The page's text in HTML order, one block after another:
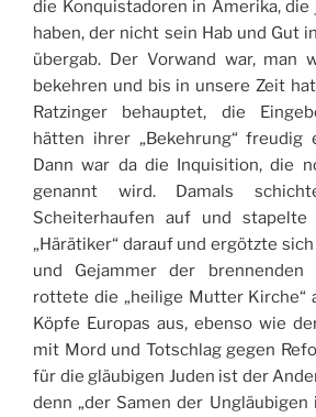
die Konquistadoren in Amerika,
haben, der nicht sein Hab und Gut
übergab. Der Vorwand war, man
bekehren und bis in unsere Zeit
Ratzinger behauptet, die
hätten ihrer „Bekehrung“ freudig
Dann war da die Inquisition, die
genannt wird. Damals
Scheiterhaufen auf und stapelte
„Härätiker“ darauf und ergötzte
und Gejammer der brennenden
rottete die „heilige Mutter Kirche“
Köpfe Europas aus, ebenso wie
mit Mord und Totschlag gegen
für die gläubigen Juden ist der
denn „der Samen der